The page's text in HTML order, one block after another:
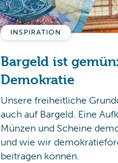
INSPIRATION
Bargeld ist
Demokratie
Unsere freiheitliche
auch auf Bargeld. Eine
Münzen und Scheine
und wie wir
beitragen können.